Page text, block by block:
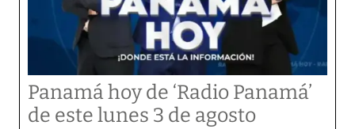
Panamá hoy de ‘Radio Panamá’
de este lunes 3 de agosto